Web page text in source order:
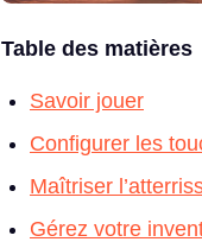
Table des matières
Savoir jouer
Configurer les
Maîtriser
Gérez votre